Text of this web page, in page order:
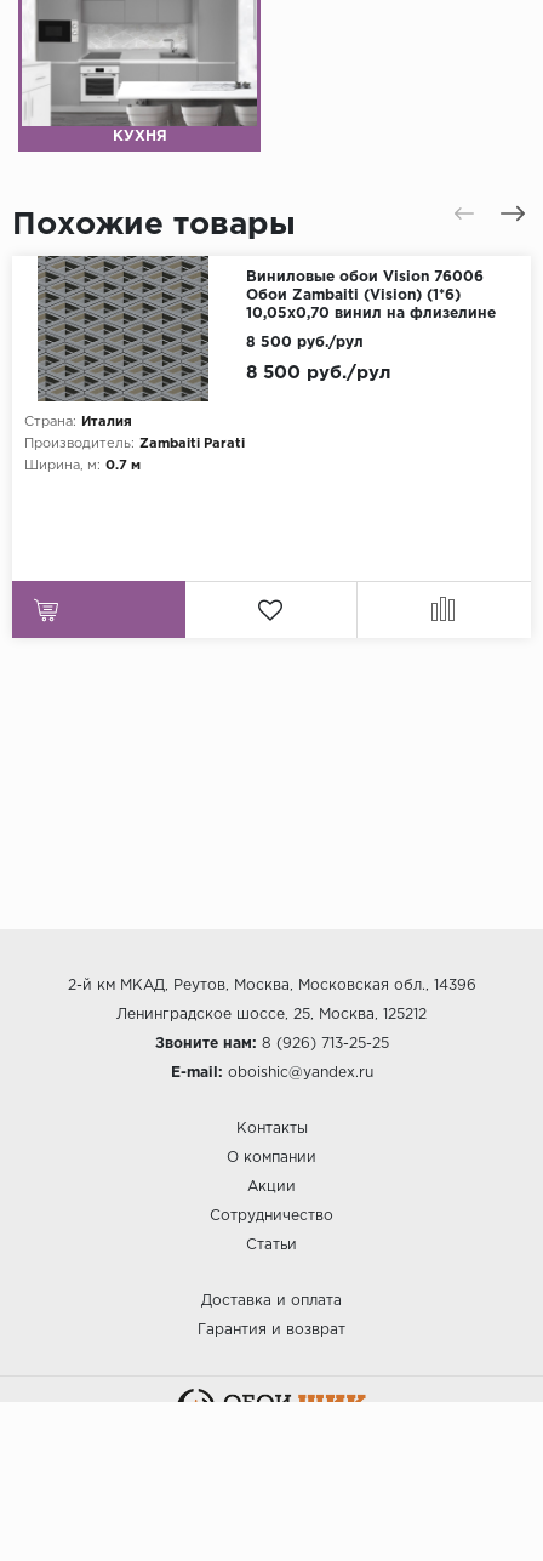
КУХНЯ
Похожие товары
Виниловые обои Vision 76006
Обои Zambaiti (Vision) (1*6)
10,05x0,70 винил на флизелине
Страна:
Италия
Производитель: Zambaiti Parati
Ширина, м: 0.7 м
8 500 руб./рул
8 500 руб./рул
2-й км МКАД, Реутов, Москва, Московская обл., 14396
Ленинградское шоссе, 25, Москва, 125212
Звоните нам: 8 (926) 713-25-25
E-mail: oboishic@yandex.ru
Контакты
О компании
Акции
Сотрудничество
Статьи
Доставка и оплата
Гарантия и возврат